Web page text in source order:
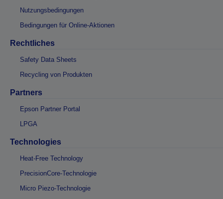
Nutzungsbedingungen
Bedingungen für Online-Aktionen
Rechtliches
Safety Data Sheets
Recycling von Produkten
Partners
Epson Partner Portal
LPGA
Technologies
Heat-Free Technology
PrecisionCore-Technologie
Micro Piezo-Technologie